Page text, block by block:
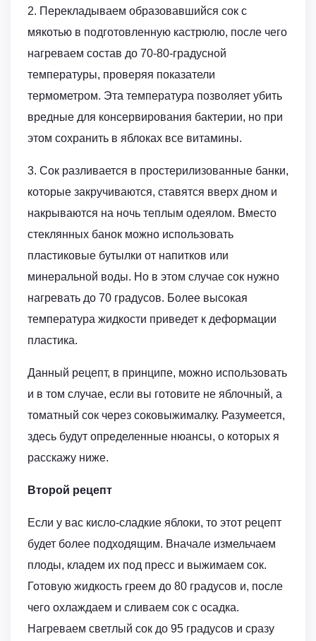
2. Перекладываем образовавшийся сок с
мякотью в подготовленную кастрюлю, после чего
нагреваем состав до 70-80-градусной
температуры, проверяя показатели
термометром. Эта температура позволяет убить
вредные для консервирования бактерии, но при
этом сохранить в яблоках все витамины.
3. Сок разливается в простерилизованные банки,
которые закручиваются, ставятся вверх дном и
накрываются на ночь теплым одеялом. Вместо
стеклянных банок можно использовать
пластиковые бутылки от напитков или
минеральной воды. Но в этом случае сок нужно
нагревать до 70 градусов. Более высокая
температура жидкости приведет к деформации
пластика.
Данный рецепт, в принципе, можно использовать
и в том случае, если вы готовите не яблочный, а
томатный сок через соковыжималку. Разумеется,
здесь будут определенные нюансы, о которых я
расскажу ниже.
Второй рецепт
Если у вас кисло-сладкие яблоки, то этот рецепт
будет более подходящим. Вначале измельчаем
плоды, кладем их под пресс и выжимаем сок.
Готовую жидкость греем до 80 градусов и, после
чего охлаждаем и сливаем сок с осадка.
Нагреваем светлый сок до 95 градусов и сразу